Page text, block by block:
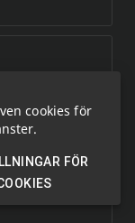
cookies för
FÖR